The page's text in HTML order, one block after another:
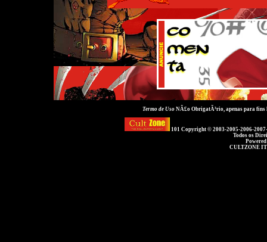
Termo de UsoNÃ£o ObrigatÃ³rio, apenas para
101 Copyright © 2003-2005-2006-
Todos os
CULTZONE